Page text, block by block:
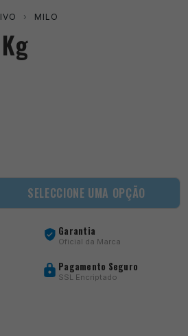
› MILO
SELECCIONE UMA OPÇÃO
Garantia
Oficial da Marca
Pagamento Seguro
SSL Encriptado